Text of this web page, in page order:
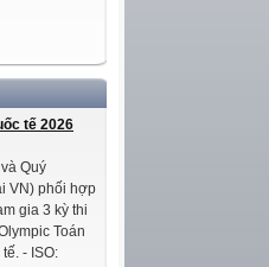
tế 2026
Quý
VN) phối hợp
gia 3 kỳ thi
Toán
- ISO: